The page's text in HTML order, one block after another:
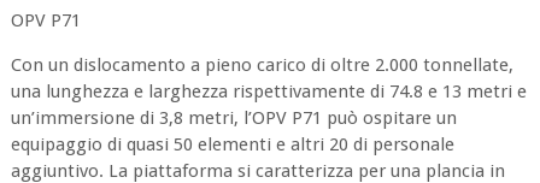
OPV P71
Con un dislocamento a pieno carico di oltre 2.000 tonnellate,
una lunghezza e larghezza rispettivamente di 74.8 e 13 metri e
un’immersione di 3,8 metri, l’OPV P71 può ospitare un
equipaggio di quasi 50 elementi e altri 20 di personale
aggiuntivo. La piattaforma si caratterizza per una plancia in